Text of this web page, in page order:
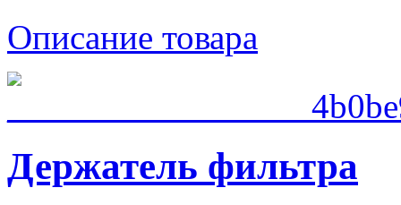
Описание товара
Держатель фильтра